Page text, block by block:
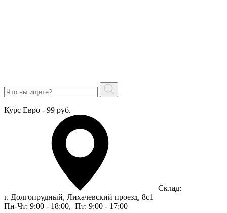
Курс Евро - 99 руб.
Склад:
г. Долгопрудный, Лихачевский проезд, 8c1
Пн-Чт: 9:00 - 18:00, Пт: 9:00 - 17:00